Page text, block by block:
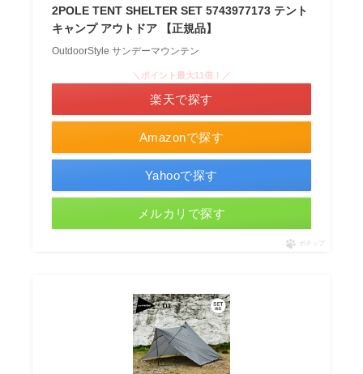
2POLE TENT SHELTER SET 5743977173 テント
キャンプ アウトドア 【正規品】
OutdoorStyle サンデーマウンテン
Amazonで探す
＼ポイント最大11倍！／
楽天で探す
Yahooで探す
メルカリで探す
ポチップ